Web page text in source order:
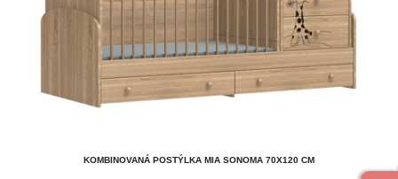
KOMBINOVANÁ POSTÝLKA MIA SONOMA 70X120 CM